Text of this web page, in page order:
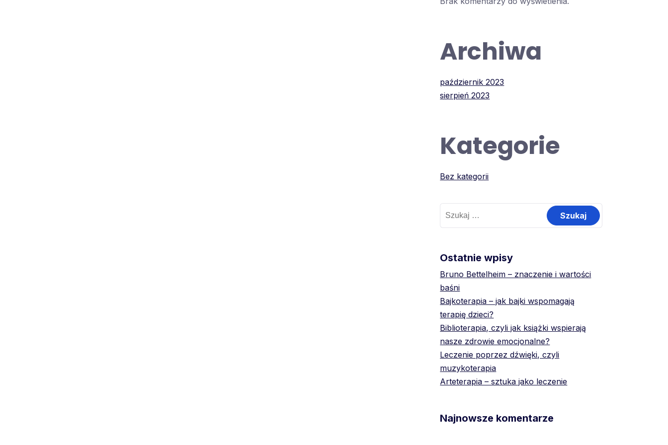
Archiwa
październik 2023
sierpień 2023
Kategorie
Bez kategorii
Ostatnie wpisy
Bruno Bettelheim – znaczenie i wartości
baśni
Bajkoterapia – jak bajki wspomagają
terapię dzieci?
Biblioterapia, czyli jak książki wspierają
nasze zdrowie emocjonalne?
Leczenie poprzez dźwięki, czyli
muzykoterapia
Arteterapia – sztuka jako leczenie
Najnowsze komentarze